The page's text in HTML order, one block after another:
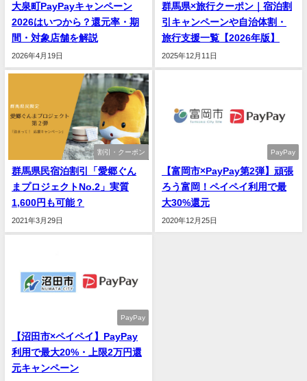
大泉町PayPayキャンペーン
2026はいつから？還元率・期
間・対象店舗を解説
2026年4月19日
群馬県×旅行クーポン｜宿泊割
引キャンペーンや自治体割・
旅行支援一覧【2026年版】
2025年12月11日
割引・クーポン
群馬県民宿泊割引「愛郷ぐん
まプロジェクトNo.2」実質
1,600円も可能？
2021年3月29日
PayPay
【富岡市×PayPay第2弾】頑張
ろう富岡！ペイペイ利用で最
大30%還元
2020年12月25日
PayPay
【沼田市×ペイペイ】PayPay
利用で最大20%・上限2万円還
元キャンペーン